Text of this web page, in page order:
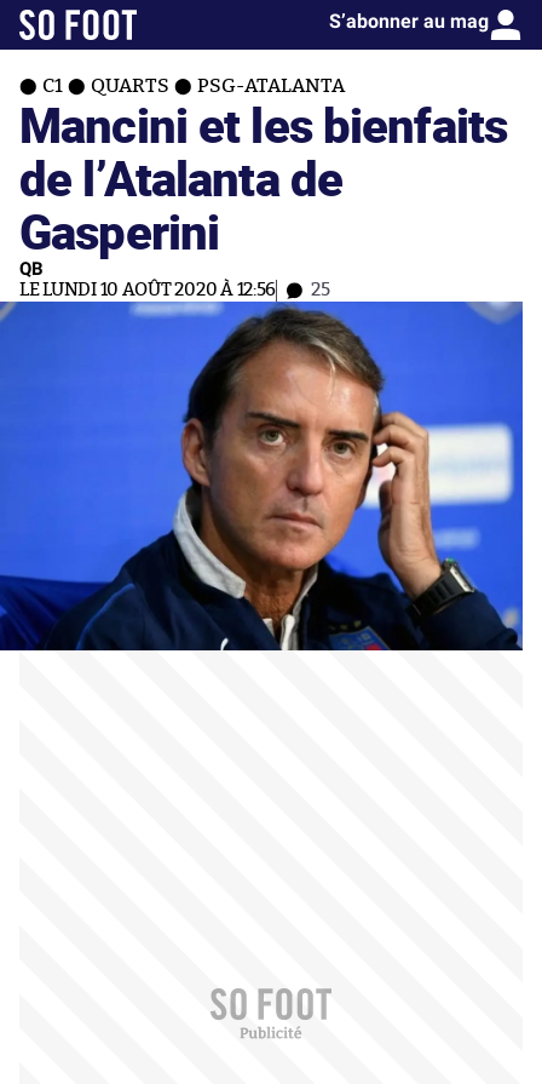
S’abonner au mag
C1 QUARTS PSG-ATALANTA
Mancini et les bienfaits
de l’Atalanta de
Gasperini
QB
LE LUNDI 10 AOÛT 2020 À 12:56 25